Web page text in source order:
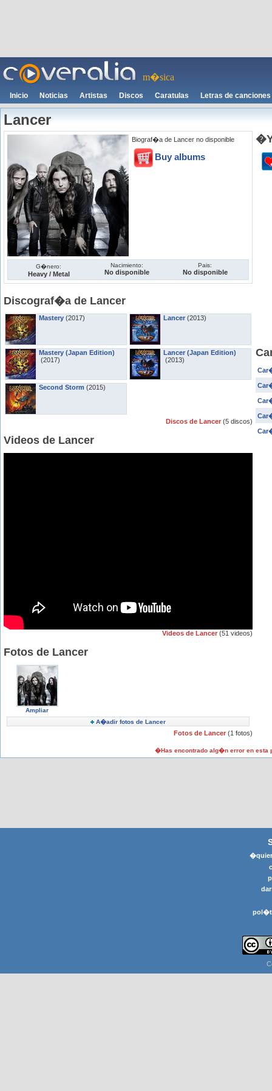
m�sica
Inicio Noticias Artistas Discos Caratulas Letras de canciones
Lancer
Biograf�a de Lancer no disponible
Buy albums
G�nero:
Heavy / Metal
Nacimiento:
No disponible
Pais:
No disponible
Discograf�a de Lancer
Mastery (2017)
Mastery (Japan Edition)
(2017)
Second Storm (2015)
Lancer (2013)
Lancer (Japan Edition)
(2013)
Discos de Lancer (5 discos)
Videos de Lancer
Videos de Lancer (51 videos)
Fotos de Lancer
Ampliar
A�adir fotos de Lancer
Fotos de Lancer (1 fotos)
�Has encontrado alg�n error en esta